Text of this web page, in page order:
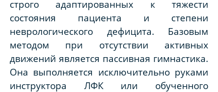
строго адаптированных к тяжести
состояния пациента и степени
неврологического дефицита. Базовым
методом при отсутствии активных
движений является пассивная гимнастика.
Она выполняется исключительно руками
инструктора ЛФК или обученного